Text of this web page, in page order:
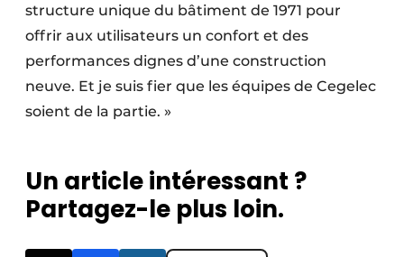
structure unique du bâtiment de 1971 pour
offrir aux utilisateurs un confort et des
performances dignes d’une construction
neuve. Et je suis fier que les équipes de Cegelec
soient de la partie. »
Un article intéressant ?
Partagez-le plus loin.